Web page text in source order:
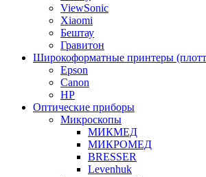
ViewSonic
Xiaomi
Бештау
Гравитон
Широкоформатные принтеры
Epson
Canon
HP
Оптические приборы
Микроскопы
МИКМЕД
МИКРОМЕД
BRESSER
Levenhuk